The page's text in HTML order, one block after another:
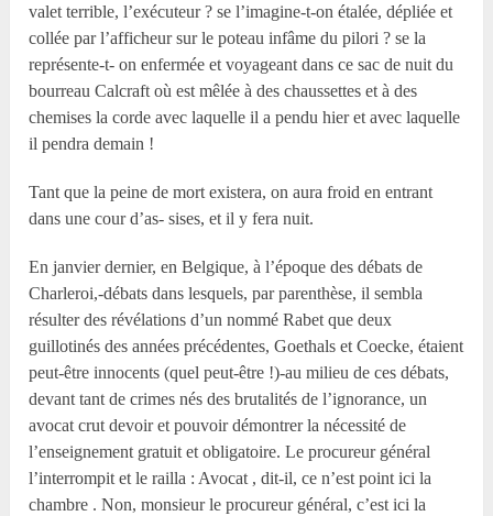
valet terrible, l’exécuteur ? se l’imagine-t-on étalée, dépliée et
collée par l’afficheur sur le poteau infâme du pilori ? se la
représente-t- on enfermée et voyageant dans ce sac de nuit du
bourreau Calcraft où est mêlée à des chaussettes et à des
chemises la corde avec laquelle il a pendu hier et avec laquelle
il pendra demain !
Tant que la peine de mort existera, on aura froid en entrant
dans une cour d’as- sises, et il y fera nuit.
En janvier dernier, en Belgique, à l’époque des débats de
Charleroi,-débats dans lesquels, par parenthèse, il sembla
résulter des révélations d’un nommé Rabet que deux
guillotinés des années précédentes, Goethals et Coecke, étaient
peut-être innocents (quel peut-être !)-au milieu de ces débats,
devant tant de crimes nés des brutalités de l’ignorance, un
avocat crut devoir et pouvoir démontrer la nécessité de
l’enseignement gratuit et obligatoire. Le procureur général
l’interrompit et le railla : Avocat , dit-il, ce n’est point ici la
chambre . Non, monsieur le procureur général, c’est ici la